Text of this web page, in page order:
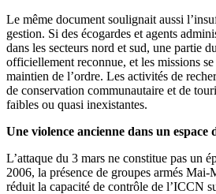
Le même document soulignait aussi
gestion. Si des écogardes et agents
dans les secteurs nord et sud, une partie
officiellement reconnue, et les missions
maintien de l’ordre. Les activités de
de conservation communautaire et de
faibles ou quasi inexistantes.
Une violence ancienne dans un espace
L’attaque du 3 mars ne constitue pas un
2006, la présence de groupes armés
réduit la capacité de contrôle de l’ICCN